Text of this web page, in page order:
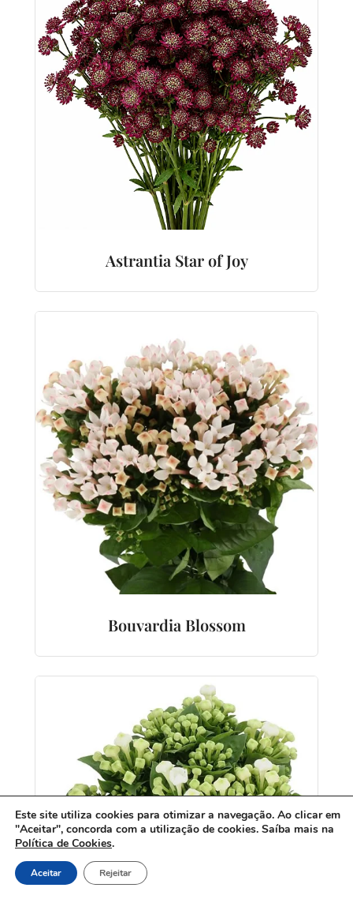
Astrantia Star of Joy
Bouvardia Blossom
Este site utiliza cookies para otimizar a navegação. Ao clicar em
"Aceitar", concorda com a utilização de cookies. Saíba mais na
Política de Cookies.
Aceitar Rejeitar